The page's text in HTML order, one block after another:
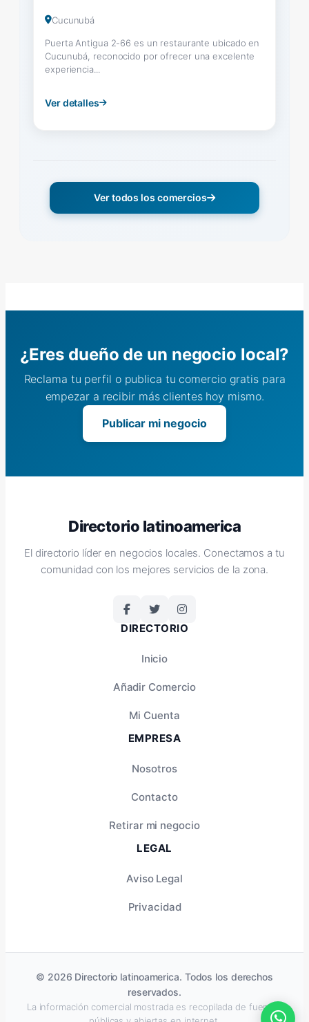
Cucunubá
Puerta Antigua 2-66 es un restaurante ubicado en
Cucunubá, reconocido por ofrecer una excelente
experiencia...
Ver detalles
Ver todos los comercios
¿Eres dueño de un negocio local?
Reclama tu perfil o publica tu comercio gratis para
empezar a recibir más clientes hoy mismo.
Publicar mi negocio
Directorio latinoamerica
El directorio líder en negocios locales. Conectamos a tu
comunidad con los mejores servicios de la zona.
DIRECTORIO
Inicio
Añadir Comercio
Mi Cuenta
EMPRESA
Nosotros
Contacto
Retirar mi negocio
LEGAL
Aviso Legal
Privacidad
© 2026 Directorio latinoamerica. Todos los derechos
reservados.
La información comercial mostrada es recopilada de fuentes